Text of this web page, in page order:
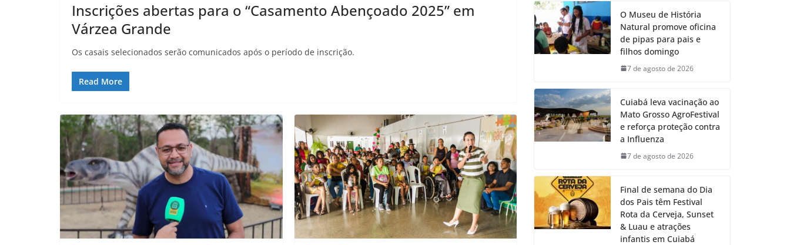
Inscrições abertas para o “Casamento Abençoado 2025” em
Várzea Grande
Os casais selecionados serão comunicados após o período de inscrição.
Read More
O Museu de História
Natural promove oficina
de pipas para pais e
filhos domingo
7 de agosto de 2026
Cuiabá leva vacinação ao
Mato Grosso AgroFestival
e reforça proteção contra
a Influenza
7 de agosto de 2026
Final de semana do Dia
dos Pais têm Festival
Rota da Cerveja, Sunset
& Luau e atrações
infantis em Cuiabá